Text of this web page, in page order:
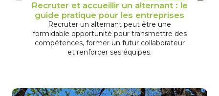
Recruter et accueillir un alternant : le
guide pratique pour les entreprises
Recruter un alternant peut être une
formidable opportunité pour transmettre des
compétences, former un futur collaborateur
et renforcer ses équipes.